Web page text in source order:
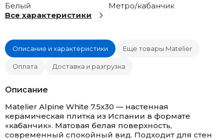
Белый
Метро/кабанчик
Все характеристики
Описание и характеристики Еще товары Matelier
Оплата Доставка и разгрузка
Описание
Matelier Alpine White 7.5x30 — настенная
керамическая плитка из Испании в формате
«кабанчик». Матовая белая поверхность,
современный спокойный вид. Подходит для стен